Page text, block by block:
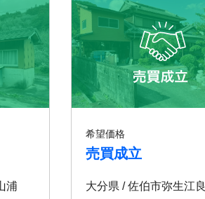
浦
希望価格
売買成立
大分県 / 佐伯市弥生江良